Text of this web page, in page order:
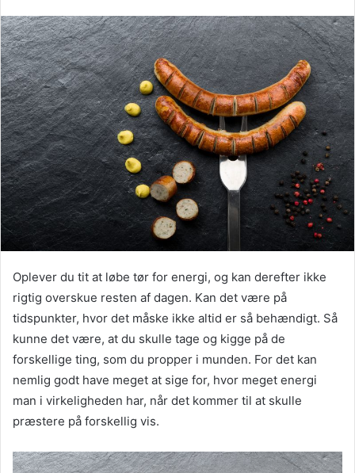
Oplever du tit at løbe tør for energi, og kan derefter ikke
rigtig overskue resten af dagen. Kan det være på
tidspunkter, hvor det måske ikke altid er så behændigt. Så
kunne det være, at du skulle tage og kigge på de
forskellige ting, som du propper i munden. For det kan
nemlig godt have meget at sige for, hvor meget energi
man i virkeligheden har, når det kommer til at skulle
præstere på forskellig vis.